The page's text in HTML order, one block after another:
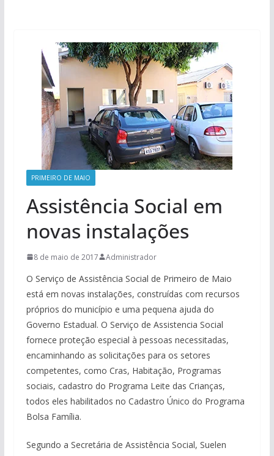
PRIMEIRO DE MAIO
Assistência Social em
novas instalações
8 de maio de 2017 Administrador
O Serviço de Assistência Social de Primeiro de Maio
está em novas instalações, construídas com recursos
próprios do município e uma pequena ajuda do
Governo Estadual. O Serviço de Assistencia Social
fornece proteção especial à pessoas necessitadas,
encaminhando as solicitações para os setores
competentes, como Cras, Habitação, Programas
sociais, cadastro do Programa Leite das Crianças,
todos eles habilitados no Cadastro Único do Programa
Bolsa Família.
Segundo a Secretária de Assistência Social, Suelen